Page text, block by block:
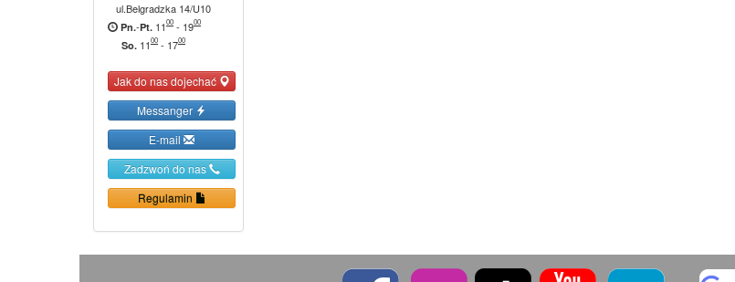
ul.Belgradzka 14/U10
Pn.-Pt. 1100 - 1900
So. 1100 - 1700
Jak do nas dojechać
Messanger
E-mail
Zadzwoń do nas
Regulamin